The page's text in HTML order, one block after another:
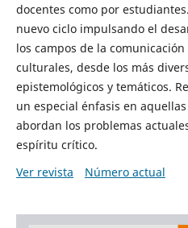
docentes como por
nuevo ciclo impulsando el
los campos de la
culturales, desde los más
epistemológicos y temáticos.
un especial énfasis en
abordan los problemas
espíritu crítico.
Ver revista
Número actual